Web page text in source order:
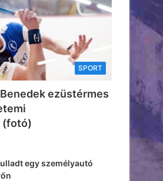
SPORT
ezüstérmes
(fotó)
egy személyautó